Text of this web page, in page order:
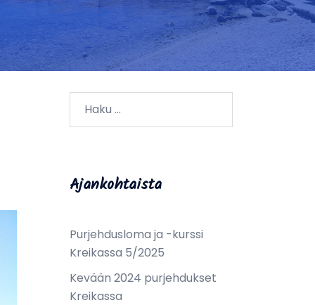
Ajankohtaista
Purjehdusloma ja -kurssi
Kreikassa 5/2025
Kevään 2024 purjehdukset
Kreikassa